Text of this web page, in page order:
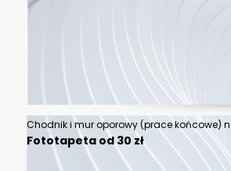
Fototapeta od 30 zł